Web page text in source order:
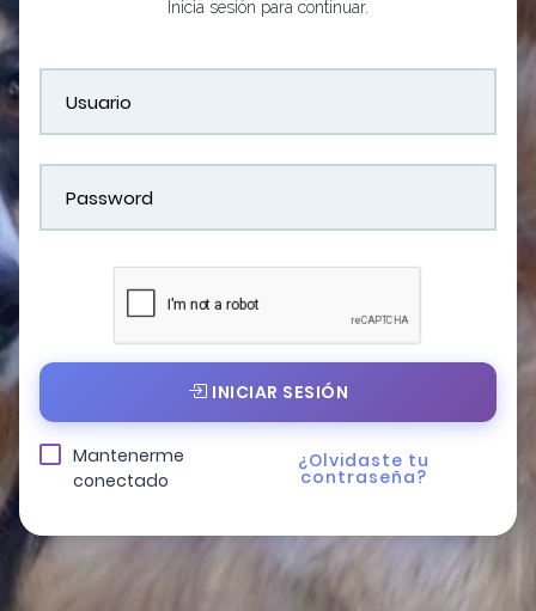
Inicia sesión para continuar.
INICIAR SESIÓN
Mantenerme
conectado
¿Olvidaste tu
contraseña?